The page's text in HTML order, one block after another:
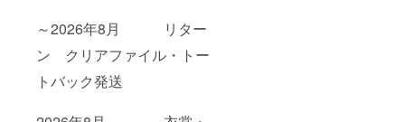
～2026年8月 リター
ン クリアファイル・トー
トバック発送